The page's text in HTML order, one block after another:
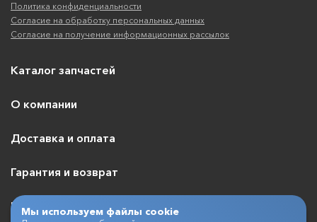
Политика конфиденциальности
Согласие на обработку персональных данных
Согласие на получение информационных рассылок
Каталог запчастей
О компании
Доставка и оплата
Гарантия и возврат
Контакты
Мы используем файлы cookie